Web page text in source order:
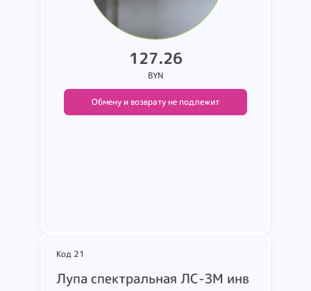
127.26
BYN
Обмену и возврату не подлежит
Код 21
Лупа спектральная ЛС-ЗМ инв